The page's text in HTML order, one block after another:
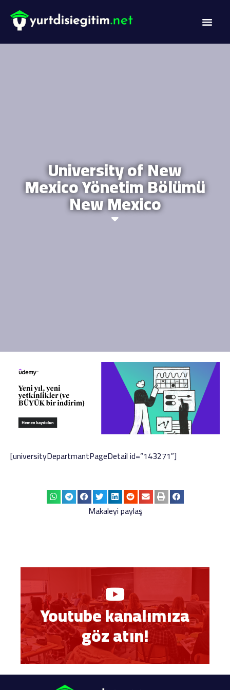
University of New
Mexico Yönetim Bölümü
New Mexico
[universityDepartmantPageDetail id=”143271″]
Makaleyi paylaş
Youtube kanalımıza
göz atın!